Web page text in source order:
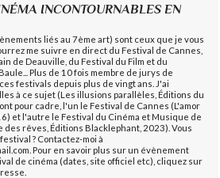
INCONTOURNABLES EN
liés au 7ème art) sont ceux que je vous
me suivre en direct du Festival de Cannes,
de Deauville, du Festival du Film et du
Plus de 10 fois membre de jurys de
festivals depuis plus de vingt ans. J'ai
à ce sujet (Les illusions parallèles, Éditions du
pour cadre, l'un le Festival de Cannes (L'amor
et l'autre le Festival du Cinéma et Musique de
des rêves, Éditions Blacklephant, 2023). Vous
? Contactez-moi à
Pour en savoir plus sur un évènement
de cinéma (dates, site officiel etc), cliquez sur